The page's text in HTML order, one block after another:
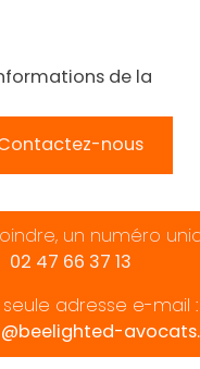
de la
nous
un numéro
02 47 66 37 13
seule adresse e-mail :